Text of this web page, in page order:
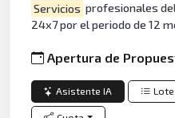
Servicios profesionales
24x7 por el periodo de 12
Apertura de
Asistente IA